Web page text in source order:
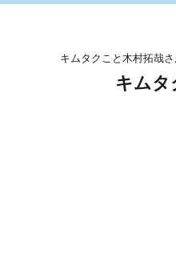
キムタクこと木村拓哉
キムタ